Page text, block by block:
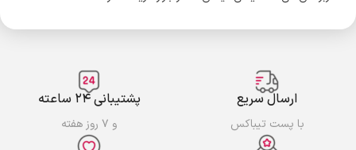
ارسال سریع
با پست تیباکس
پشتیبانی ۲۴ ساعته
و ۷ روز هفته